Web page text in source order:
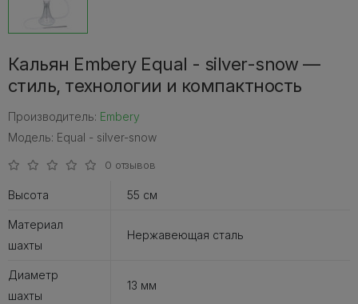
Кальян Embery Equal - silver-snow —
стиль, технологии и компактность
Производитель: Embery
Модель: Equal - silver-snow
0 отзывов
Высота 55 см
Материал
шахты
Нержавеющая сталь
Диаметр
шахты
13 мм